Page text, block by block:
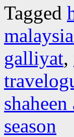
Tagged
galliyat,
season